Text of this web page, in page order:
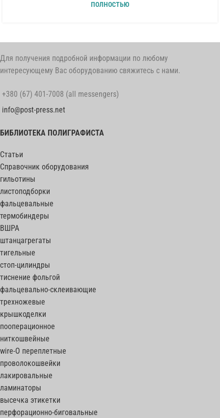
ПОЛНОСТЬЮ
Для получения подробной информации по любому
интересующему Вас оборудованию свяжитесь с нами.
+380 (67) 401-7008 (all messengers)
info@post-press.net
БИБЛИОТЕКА ПОЛИГРАФИСТА
Статьи
Справочник оборудования
гильотины
листоподборки
фальцевальные
термобиндеры
ВШРА
штанцагрегаты
тигельные
стоп-цилиндры
тиснение фольгой
фальцевально-склеивающие
трехножевые
крышкоделки
пооперационное
ниткошвейные
wire-O переплетные
проволокошвейки
лакировальные
ламинаторы
высечка этикетки
перфорационно-биговальные